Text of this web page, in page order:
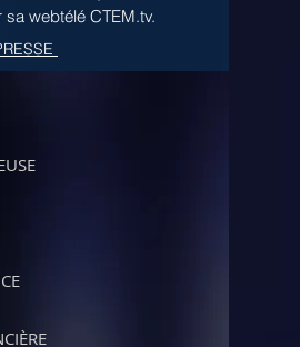
webtélé CTEM.tv.